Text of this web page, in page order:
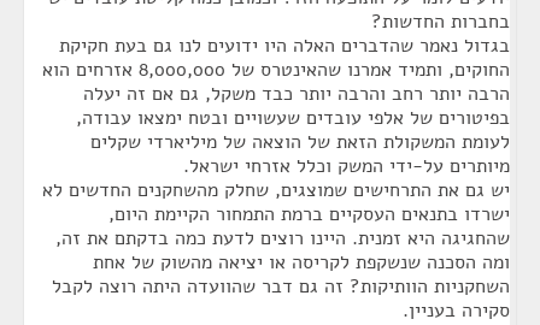
בחברות החדשות?
בגדול נאמר שהדברים האלה היו ידועים לנו גם בעת חקיקת
החוקים, ותמיד אמרנו שהאינטרס של 8,000,000 אזרחים הוא
הרבה יותר רחב והרבה יותר כבד משקל, גם אם זה יעלה
בפיטורים של אלפי עובדים שעשויים ובטח ימצאו עבודה,
לעומת המשקולת הזאת של הוצאה של מיליארדי שקלים
מיותרים על-ידי המשק וכלל אזרחי ישראל.
יש גם את התרחישים שמוצגים, שחלק מהשחקנים החדשים לא
ישרדו בתנאים העסקיים ברמת התמחור הקיימת היום,
שהחגיגה היא זמנית. היינו רוצים לדעת כמה בדקתם את זה,
ומה הסכנה שנשקפת לקריסה או יציאה מהשוק של אחת
השחקניות הוותיקות? זה גם דבר שהוועדה היתה רוצה לקבל
סקירה בעניין.